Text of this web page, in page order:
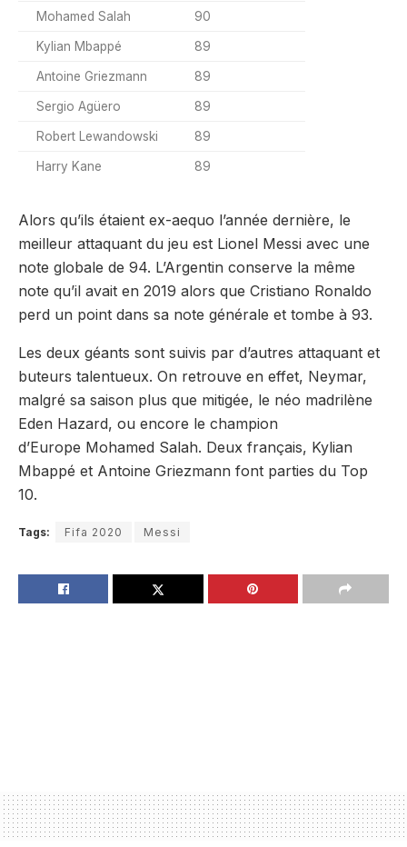
​Mohamed Salah ​90
​Kylian Mbappé ​89
​Antoine Griezmann ​89
​Sergio Agüero ​89
​Robert Lewandowski 89​
​Harry Kane 89​
Alors qu’ils étaient ex-aequo l’année dernière, le
meilleur attaquant du jeu est ​Lionel Messi avec une
note globale de 94. L’Argentin conserve la même
note qu’il avait en 2019 alors que Cristiano Ronaldo
perd un point dans sa note générale et tombe à 93.
Les deux géants sont suivis par d’autres attaquant et
buteurs talentueux. On retrouve en effet, ​Neymar,
malgré sa saison plus que mitigée, le néo madrilène
Eden Hazard, ou encore le champion
d’Europe Mohamed Salah. Deux français, ​Kylian
Mbappé et ​Antoine Griezmann font parties du Top
10.
Tags: Fifa 2020 Messi